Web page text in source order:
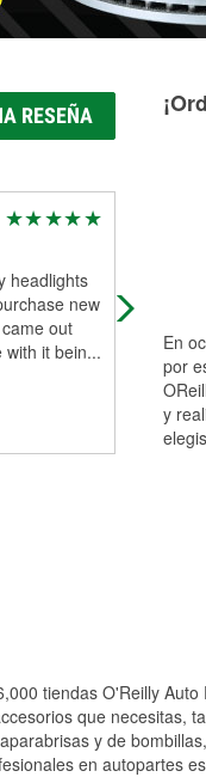
RESEÑA
headlights
new
out
with it bein...
Went
install
En
por
y
tiendas O'Reilly
que necesitas,
y de
en autopartes